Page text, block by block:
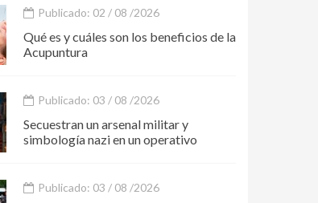
Publicado: 02 / 08 /2026
Qué es y cuáles son los beneficios de la
Acupuntura
Publicado: 03 / 08 /2026
Secuestran un arsenal militar y
simbología nazi en un operativo
Publicado: 03 / 08 /2026